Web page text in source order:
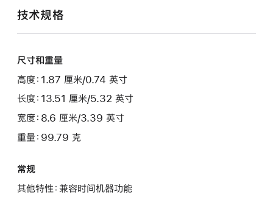
技术规格
尺寸和重量
高度：1.87 厘米/0.74 英寸
长度：13.51 厘米/5.32 英寸
宽度：8.6 厘米/3.39 英寸
重量：99.79 克
常规
其他特性：兼容时间机器功能